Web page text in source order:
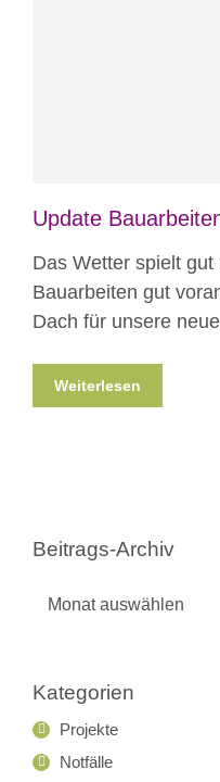
Update
Das Wetter spielt
Bauarbeiten gut
Dach für unsere
Weiterlesen
Beitrags-Archiv
Kategorien
Projekte
Notfälle